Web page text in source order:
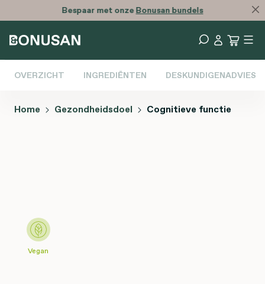
Bespaar met onzeBonusan bundels
OVERZICHT INGREDIËNTEN DESKUNDIGENADVIES
Home Gezondheidsdoel Cognitieve functie
Vegan